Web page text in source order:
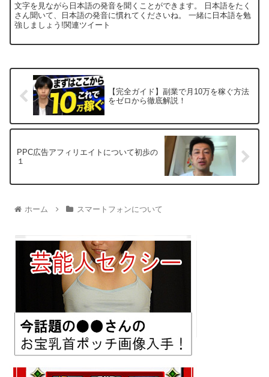
文字を見ながら日本語の発音を聞くことができます。 日本語をたく
さん聞いて、日本語の発音に慣れてくださいね。 一緒に日本語を勉
強しましょう!関連ツイート
【完全ガイド】副業で月10万を稼ぐ方法
をゼロから徹底解説！
PPC広告アフィリエイトについて初歩の
１
ホーム スマートフォンについて